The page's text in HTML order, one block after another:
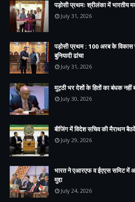
पड़ोसी प्रथमः श्रीलंका में भारतीय
July 31, 2026
पड़ोसी प्रथम : 100 अरब के
बुनियादी ढांचा
July 31, 2026
मुट्ठी भर देशों के हितों का बंधक
July 30, 2026
बीजिंग में विदेश सचिव की मैराथन
July 29, 2026
भारत ने एआरएफ व ईएएस समिट में
मुद्दा
July 24, 2026